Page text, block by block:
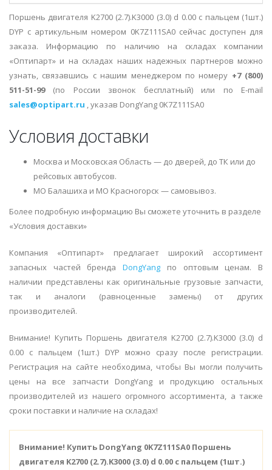
Поршень двигателя K2700 (2.7).K3000 (3.0) d 0.00 с пальцем (1шт.)
DYP с артикульным номером 0K7Z111SA0 сейчас доступен для
заказа. Информацию по наличию на складах компании
«Оптипарт» и на складах наших надежных партнеров можно
узнать, связавшись с нашим менеджером по номеру +7 (800)
511-51-99(по России звонок бесплатный) или по E-mail
sales@optipart.ru , указав DongYang 0K7Z111SA0
Условия доставки
Москва и Московская Область — до дверей, до ТК или до
рейсовых автобусов.
МО Балашиха и МО Красногорск — самовывоз.
Более подробную информацию Вы сможете уточнить в разделе
«Условия доставки»
Компания «Оптипарт» предлагает широкий ассортимент
запасных частей брендаDongYang по оптовым ценам. В
наличии представлены как оригинальные грузовые запчасти,
так и аналоги (равноценные замены) от других
производителей.
Внимание! Купить Поршень двигателя K2700 (2.7).K3000 (3.0) d
0.00 с пальцем (1шт.) DYP можно сразу после регистрации.
Регистрация на сайте необходима, чтобы Вы могли получить
цены на все запчасти DongYang и продукцию остальных
производителей из нашего огромного ассортимента, а также
сроки поставки и наличие на складах!
Внимание! Купить DongYang 0K7Z111SA0 Поршень
двигателя K2700 (2.7).K3000 (3.0) d 0.00 с пальцем (1шт.)